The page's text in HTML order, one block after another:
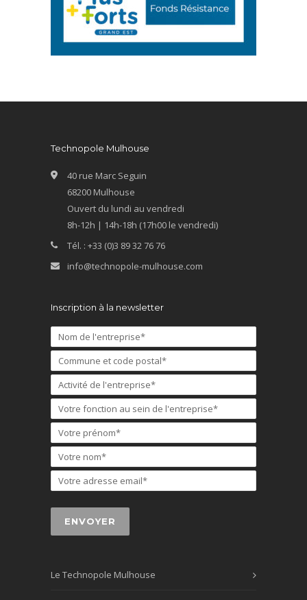
Technopole Mulhouse
40 rue Marc Seguin
68200 Mulhouse
Ouvert du lundi au vendredi
8h-12h | 14h-18h (17h00 le vendredi)
Tél. : +33 (0)3 89 32 76 76
info@technopole-mulhouse.com
Inscription à la newsletter
Le Technopole Mulhouse